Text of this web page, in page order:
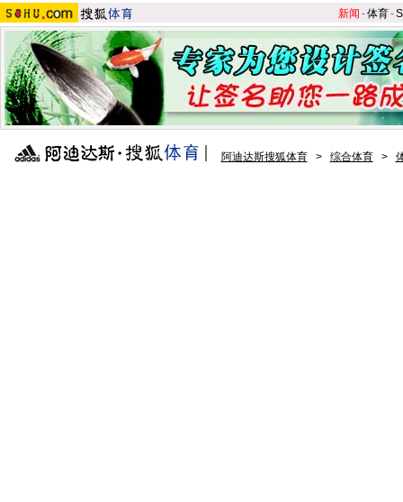
新闻 -体育-S
阿迪达斯搜狐体育 > 综合体育 >